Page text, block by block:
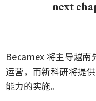
制造商的持
专注于整合
next
Becamex 将主导越南
运营，而新科研将提
能力的实施。